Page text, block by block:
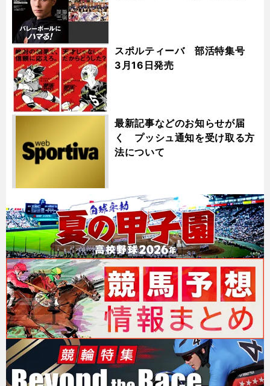
スポルティーバ 部活特集号
3月16日発売
最新記事などのお知らせが届
く プッシュ通知を受け取る方
法について